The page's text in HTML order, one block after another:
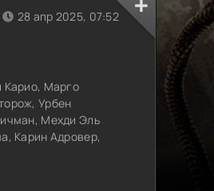
28 апр 2025, 07:52
Карио, Марго
Урбен
Мехди Эль
Карин Адровер,